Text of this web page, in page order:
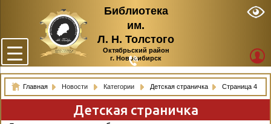
Библиотека
им.
Л. Н. Толстого
Октябрьский район
г. Новосибирск
Главная Новости Категории Детская страничка Страница 4
Детская страничка